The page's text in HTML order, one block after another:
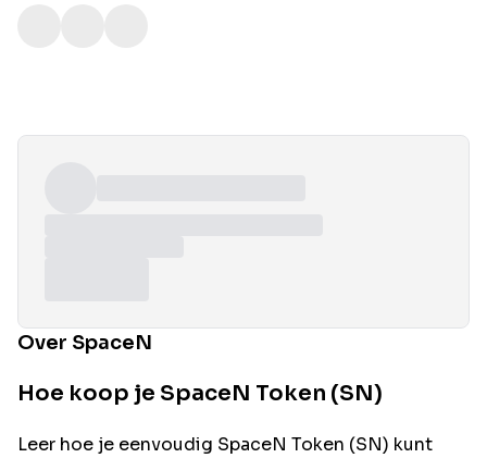
Over SpaceN
Hoe koop je SpaceN Token (SN)
Leer hoe je eenvoudig SpaceN Token (SN) kunt